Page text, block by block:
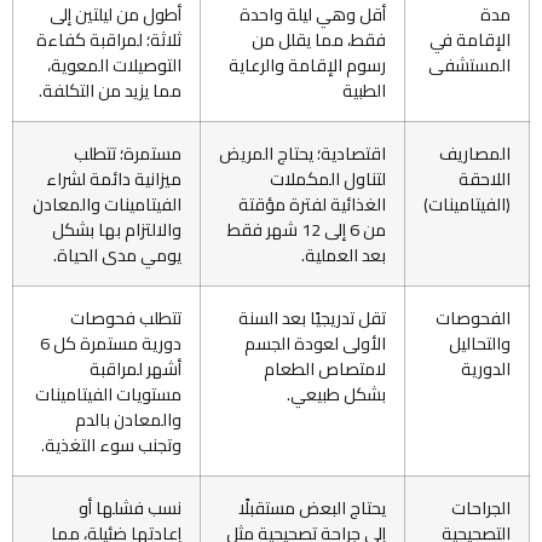
مدة
الإقامة في
المستشفى
أقل وهي ليلة واحدة
فقط، مما يقلل من
رسوم الإقامة والرعاية
الطبية
أطول من ليلتين إلى
ثلاثة؛ لمراقبة كفاءة
التوصيلات المعوية،
مما يزيد من التكلفة.
المصاريف
اللاحقة
(الفيتامينات)
اقتصادية؛ يحتاج المريض
لتناول المكملات
الغذائية لفترة مؤقتة
من 6 إلى 12 شهر فقط
بعد العملية.
مستمرة؛ تتطلب
ميزانية دائمة لشراء
الفيتامينات والمعادن
والالتزام بها بشكل
يومي مدى الحياة.
الفحوصات
والتحاليل
الدورية
تقل تدريجيًا بعد السنة
الأولى لعودة الجسم
لامتصاص الطعام
بشكل طبيعي.
تتطلب فحوصات
دورية مستمرة كل 6
أشهر لمراقبة
مستويات الفيتامينات
والمعادن بالدم
وتجنب سوء التغذية.
الجراحات
التصحيحية
يحتاج البعض مستقبلًا
إلى جراحة تصحيحية مثل
نسب فشلها أو
إعادتها ضئيلة، مما